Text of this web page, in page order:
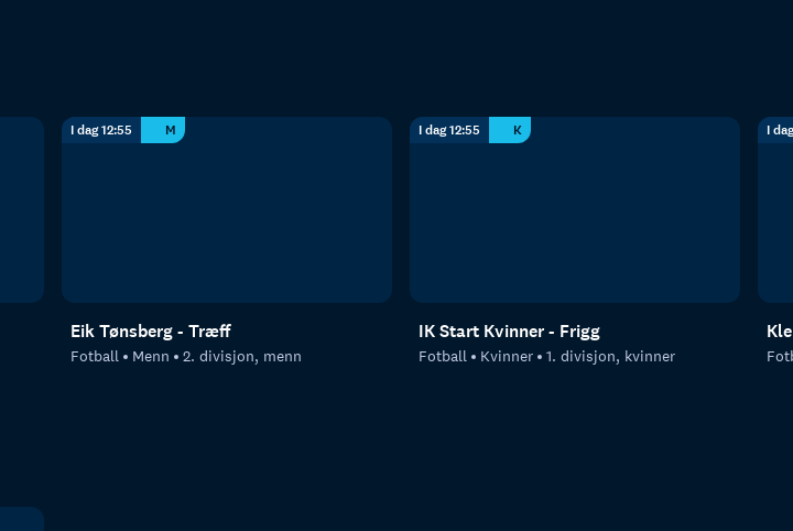
I dag 12:55 M
Eik Tønsberg - Træff
Fotball Menn 2. divisjon, menn
I dag 12:55 K
IK Start Kvinner - Frigg
Fotball Kvinner 1. divisjon, kvinner
I